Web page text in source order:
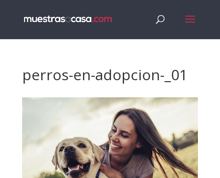
perros-en-adopcion-_01